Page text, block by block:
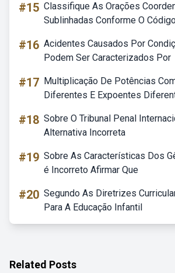
#15 Classifique As Orações
Sublinhadas Conforme O
#16 Acidentes Causados Por
Podem Ser Caracterizados Por
#17 Multiplicação De Potências
Diferentes E Expoentes
#18 Sobre O Tribunal Penal
Alternativa Incorreta
#19 Sobre As Características Dos
é Incorreto Afirmar Que
#20 Segundo As Diretrizes
Para A Educação Infantil
Related Posts